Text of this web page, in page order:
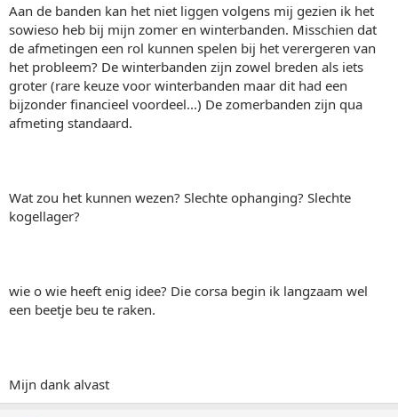
Aan de banden kan het niet liggen volgens mij gezien ik het
sowieso heb bij mijn zomer en winterbanden. Misschien dat
de afmetingen een rol kunnen spelen bij het verergeren van
het probleem? De winterbanden zijn zowel breden als iets
groter (rare keuze voor winterbanden maar dit had een
bijzonder financieel voordeel...) De zomerbanden zijn qua
afmeting standaard.
Wat zou het kunnen wezen? Slechte ophanging? Slechte
kogellager?
wie o wie heeft enig idee? Die corsa begin ik langzaam wel
een beetje beu te raken.
Mijn dank alvast